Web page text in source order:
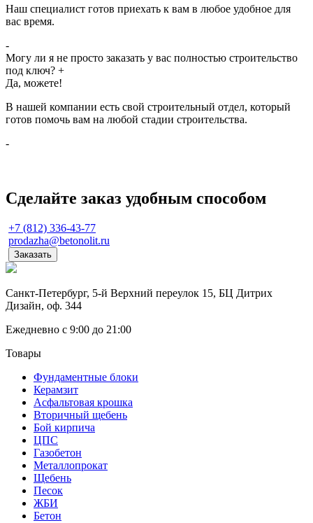
Наш специалист готов приехать к вам в любое удобное для
вас время.
-
Могу ли я не просто заказать у вас полностью строительство
под ключ? +
Да, можете!
В нашей компании есть свой строительный отдел, который
готов помочь вам на любой стадии строительства.
-
Сделайте заказ удобным способом
+7 (812) 336-43-77
prodazha@betonolit.ru
Заказать
Санкт-Петербург, 5-й Верхний переулок 15, БЦ Дитрих
Дизайн, оф. 344
Ежедневно с 9:00 до 21:00
Товары
Фундаментные блоки
Керамзит
Асфальтовая крошка
Вторичный щебень
Бой кирпича
ЦПС
Газобетон
Металлопрокат
Щебень
Песок
ЖБИ
Бетон